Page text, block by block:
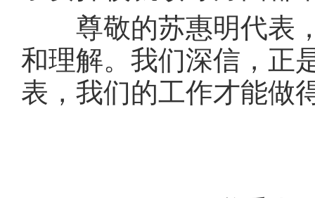
尊敬的苏惠明代表，
和理解。我们深信，正
表，我们的工作才能做